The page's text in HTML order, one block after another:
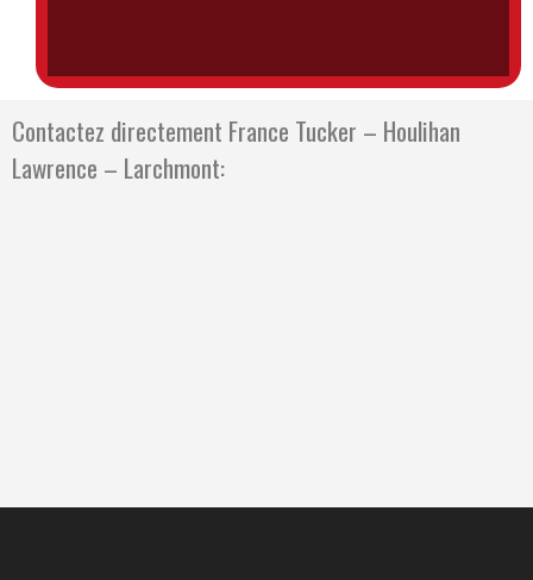
Contactez directement France Tucker – Houlihan
Lawrence – Larchmont: